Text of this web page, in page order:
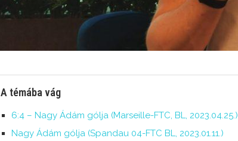
A témába vág
6:4 – Nagy Ádám gólja (Marseille-FTC, BL, 2023.04.25.)
Nagy Ádám gólja (Spandau 04-FTC BL, 2023.01.11.)